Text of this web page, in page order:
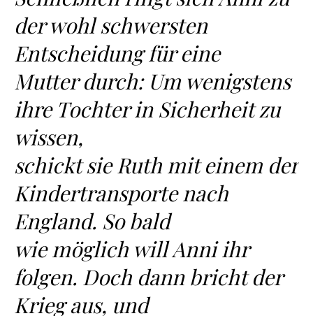
der wohl schwersten
Entscheidung für eine
Mutter durch: Um wenigstens
ihre Tochter in Sicherheit zu
wissen,
schickt sie Ruth mit einem der
Kindertransporte nach
England. So bald
wie möglich will Anni ihr
folgen. Doch dann bricht der
Krieg aus, und